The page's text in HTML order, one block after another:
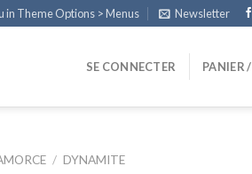
in Theme Options > Menus Newsletter
SE CONNECTER PANIER /
/ DYNAMITE